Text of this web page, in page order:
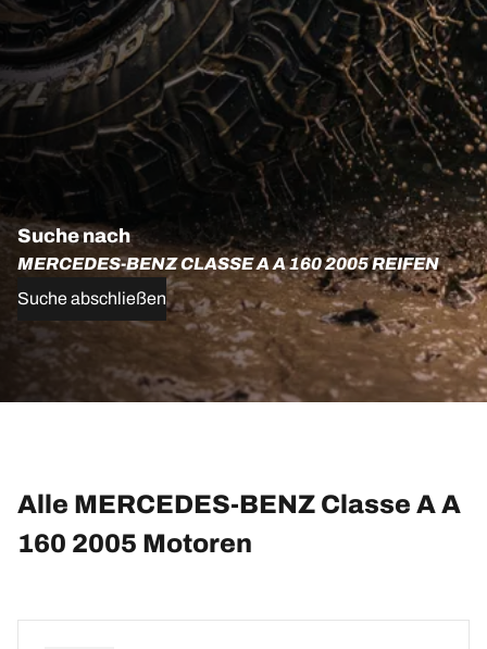
Suche nach
MERCEDES-BENZ CLASSE A A 160 2005 REIFEN
Suche abschließen
Alle MERCEDES-BENZ Classe A A
160 2005 Motoren